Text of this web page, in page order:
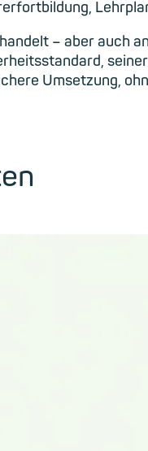
– aber auch
Umsetzung,